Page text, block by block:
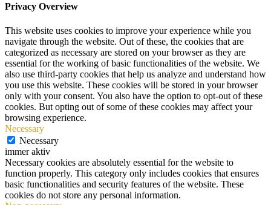
Privacy Overview
This website uses cookies to improve your experience while you
navigate through the website. Out of these, the cookies that are
categorized as necessary are stored on your browser as they are
essential for the working of basic functionalities of the website. We
also use third-party cookies that help us analyze and understand how
you use this website. These cookies will be stored in your browser
only with your consent. You also have the option to opt-out of these
cookies. But opting out of some of these cookies may affect your
browsing experience.
Necessary
Necessary
immer aktiv
Necessary cookies are absolutely essential for the website to
function properly. This category only includes cookies that ensures
basic functionalities and security features of the website. These
cookies do not store any personal information.